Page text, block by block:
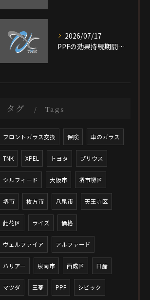
2026/07/17
PPFの効果持続期間と長く保つためのメンテナンス徹底解説
タグ Tags
フロントガラス交換 保険 車のガラス
TNK XPEL トヨタ プリウス
シルフィード 大阪市 堺市堺区
堺市 枚方市 八尾市 天王寺区
此花区 ライズ 価格
ヴェルファイア アルファード
ハリアー 泉南市 西成区 日産
マツダ 三菱 PPF シビック